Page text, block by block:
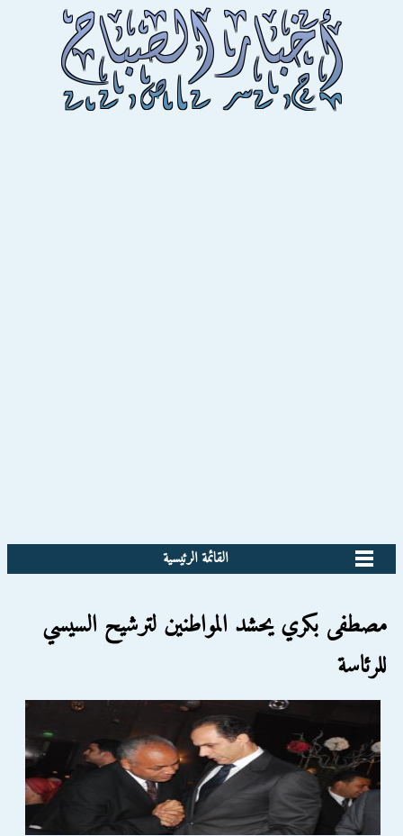
القائمة الرئيسية
مصطفى بكري يحشد المواطنين لترشيح السيسي
للرئاسة